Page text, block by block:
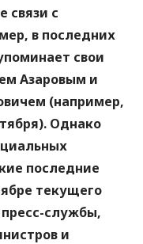
связи с
в последних
свои
Азаровым и
(например,
Однако
последние
текущего
службы,
и